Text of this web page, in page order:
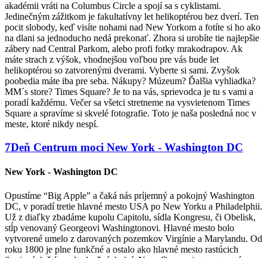
akadémii vráti na Columbus Circle a spojí sa s cyklistami.
Jedinečným zážitkom je fakultatívny let helikoptérou bez dverí. Ten
pocit slobody, keď visíte nohami nad New Yorkom a fotíte si ho ako
na dlani sa jednoducho nedá prekonať. Zhora si urobíte tie najlepšie
zábery nad Central Parkom, alebo profi fotky mrakodrapov. Ak
máte strach z výšok, vhodnejšou voľbou pre vás bude let
helikoptérou so zatvorenými dverami. Vyberte si sami. Zvyšok
poobedia máte iba pre seba. Nákupy? Múzeum? Ďalšia vyhliadka?
MM´s store? Times Square? Je to na vás, sprievodca je tu s vami a
poradí každému. Večer sa všetci stretneme na vysvietenom Times
Square a spravíme si skvelé fotografie. Toto je naša posledná noc v
meste, ktoré nikdy nespí.
7Deň Centrum moci New York - Washington DC
New York - Washington DC
Opustíme “Big Apple” a čaká nás príjemný a pokojný Washington
DC, v poradí tretie hlavné mesto USA po New Yorku a Philadelphii.
Už z diaľky zbadáme kupolu Capitolu, sídla Kongresu, či Obelisk,
stĺp venovaný Georgeovi Washingtonovi. Hlavné mesto bolo
vytvorené umelo z darovaných pozemkov Virgínie a Marylandu. Od
roku 1800 je plne funkčné a ostalo ako hlavné mesto rastúcich